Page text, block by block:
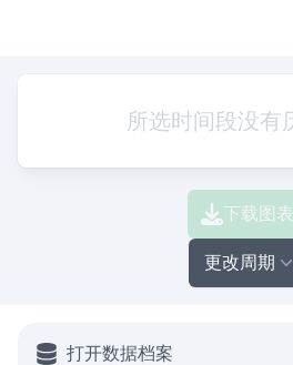
所选时间段没有
下载图表
更改周期
打开数据档案